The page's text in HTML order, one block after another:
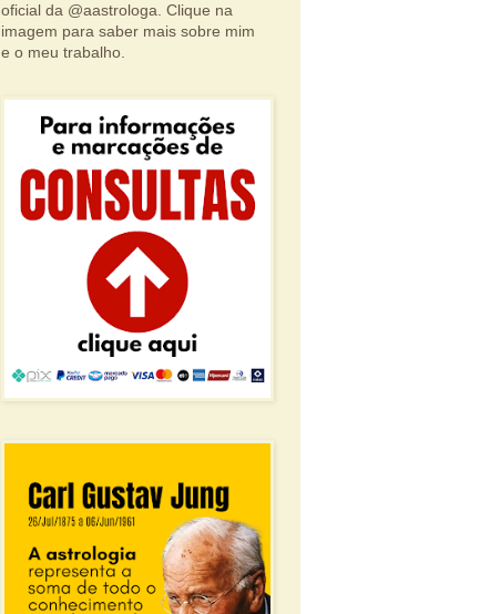
oficial da @aastrologa. Clique na
imagem para saber mais sobre mim
e o meu trabalho.